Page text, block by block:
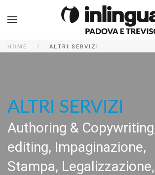
HOME ALTRI SERVIZI
ALTRI SERVIZI
Authoring &
editing, Impaginazione,
Stampa, Legalizzazione,